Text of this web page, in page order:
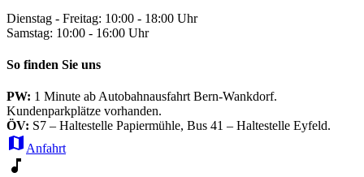
Dienstag - Freitag: 10:00 - 18:00 Uhr
Samstag: 10:00 - 16:00 Uhr
So finden Sie uns
PW: 1 Minute ab Autobahnausfahrt Bern-Wankdorf.
Kundenparkplätze vorhanden.
ÖV: S7 – Haltestelle Papiermühle, Bus 41 – Haltestelle Eyfeld.
map Anfahrt
music_note